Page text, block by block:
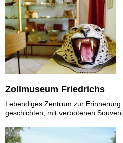
Zollmuseum Friedrichs
Lebendiges Zentrum zur
geschichten, mit verbotenen